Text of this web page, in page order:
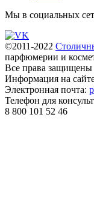
Мы в социальных
©2011-2022
парфюмерии и
Все права защищены
Информация на
Электронная почта:
Телефон для
8 800 101 52 46